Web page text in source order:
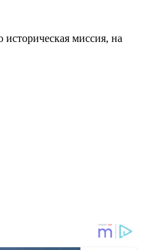
миссия, на